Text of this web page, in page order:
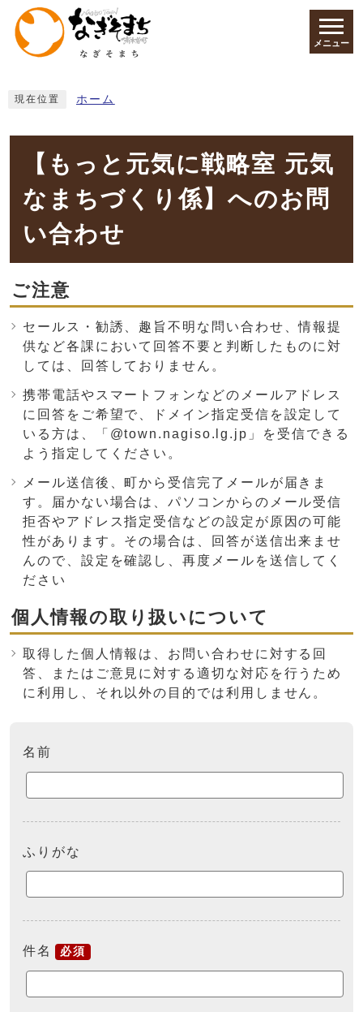
ページの先頭です
メニュー
現在位置 ホーム
【もっと元気に戦略室 元気
なまちづくり係】へのお問
い合わせ
ご注意
セールス・勧誘、趣旨不明な問い合わせ、情報提
供など各課において回答不要と判断したものに対
しては、回答しておりません。
携帯電話やスマートフォンなどのメールアドレス
に回答をご希望で、ドメイン指定受信を設定して
いる方は、「@town.nagiso.lg.jp」を受信できる
よう指定してください。
メール送信後、町から受信完了メールが届きま
す。届かない場合は、パソコンからのメール受信
拒否やアドレス指定受信などの設定が原因の可能
性があります。その場合は、回答が送信出来ませ
んので、設定を確認し、再度メールを送信してく
ださい
個人情報の取り扱いについて
取得した個人情報は、お問い合わせに対する回
答、またはご意見に対する適切な対応を行うため
に利用し、それ以外の目的では利用しません。
名前
ふりがな
件名 必須